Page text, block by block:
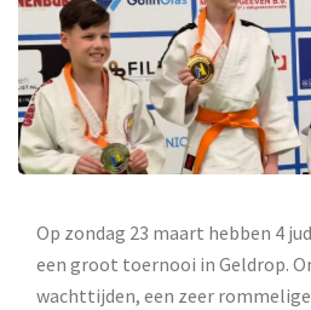
Op zondag 23 maart hebben 4
een groot toernooi in Geldrop.
wachttijden, een zeer